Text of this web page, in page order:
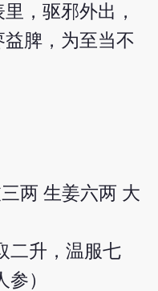
，驱邪外出，
脾，为至当不
两 生姜六两 大
二升，温服七
）